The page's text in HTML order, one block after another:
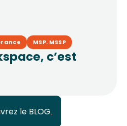
MSP. MSSP
c’est
le BLOG